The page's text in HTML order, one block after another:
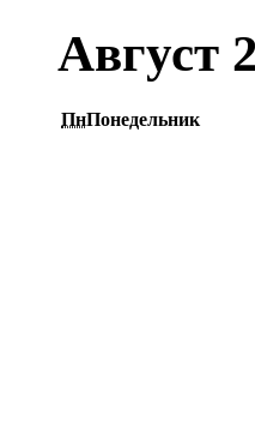
Август
ПнПонедельник